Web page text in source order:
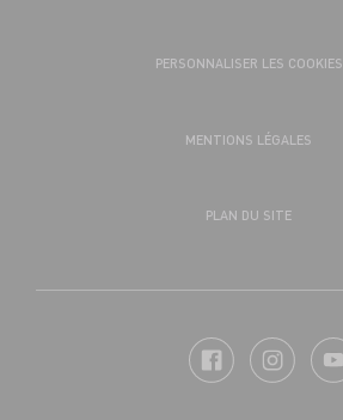
PERSONNALISER LES COOKIES
MENTIONS LÉGALES
PLAN DU SITE